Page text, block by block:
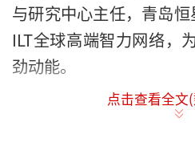
与研究中心主任， 青岛
ILT全球高端智力网络
劲动能。
青岛恒星科技学院
点击查看全文